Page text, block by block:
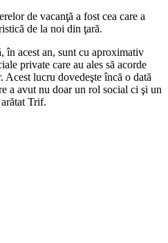
de vacanţă a fost cea care a
de la noi din ţară.
în acest an, sunt cu aproximativ
private care au ales să acorde
Acest lucru dovedeşte încă o dată
a avut nu doar un rol social ci şi un
Trif.